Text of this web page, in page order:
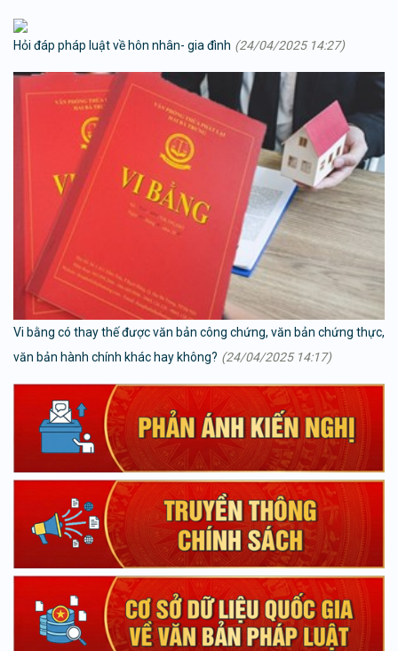
Hỏi đáp pháp luật về hôn nhân- gia đình (24/04/2025 14:27)
Vi bằng có thay thế được văn bản công chứng, văn bản chứng thực,
văn bản hành chính khác hay không? (24/04/2025 14:17)